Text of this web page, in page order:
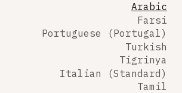
Arabic
Farsi
Portuguese (Portugal)
Turkish
Tigrinya
Italian (Standard)
Tamil